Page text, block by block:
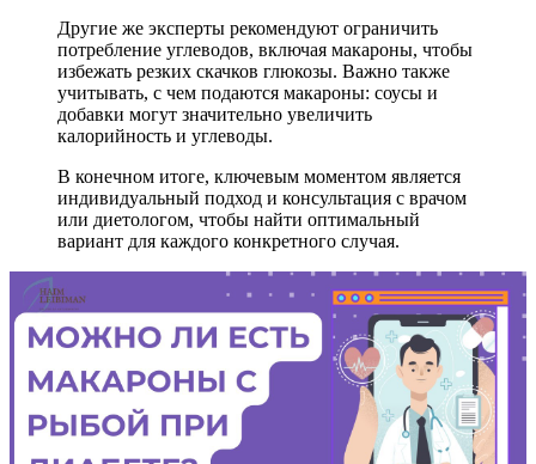
Другие же эксперты рекомендуют ограничить
потребление углеводов, включая макароны, чтобы
избежать резких скачков глюкозы. Важно также
учитывать, с чем подаются макароны: соусы и
добавки могут значительно увеличить
калорийность и углеводы.
В конечном итоге, ключевым моментом является
индивидуальный подход и консультация с врачом
или диетологом, чтобы найти оптимальный
вариант для каждого конкретного случая.